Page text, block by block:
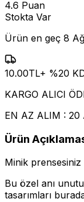
4.6 Puan
Stokta Var
Ürün en geç 8
10.00TL+ %20
KARGO ALICI
EN AZ ALIM : 20
Ürün
Minik prensesiniz
Bu özel anı
tasarımları